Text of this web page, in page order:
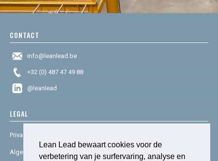
Lean Lead bewaart cookies voor de
verbetering van je surfervaring, analyse en
CONTACT
info@leanlead.be
+32 (0) 487 47 49 88
@leanlead
LEGAL
Privacy & cookies
Algemene voorwaarden